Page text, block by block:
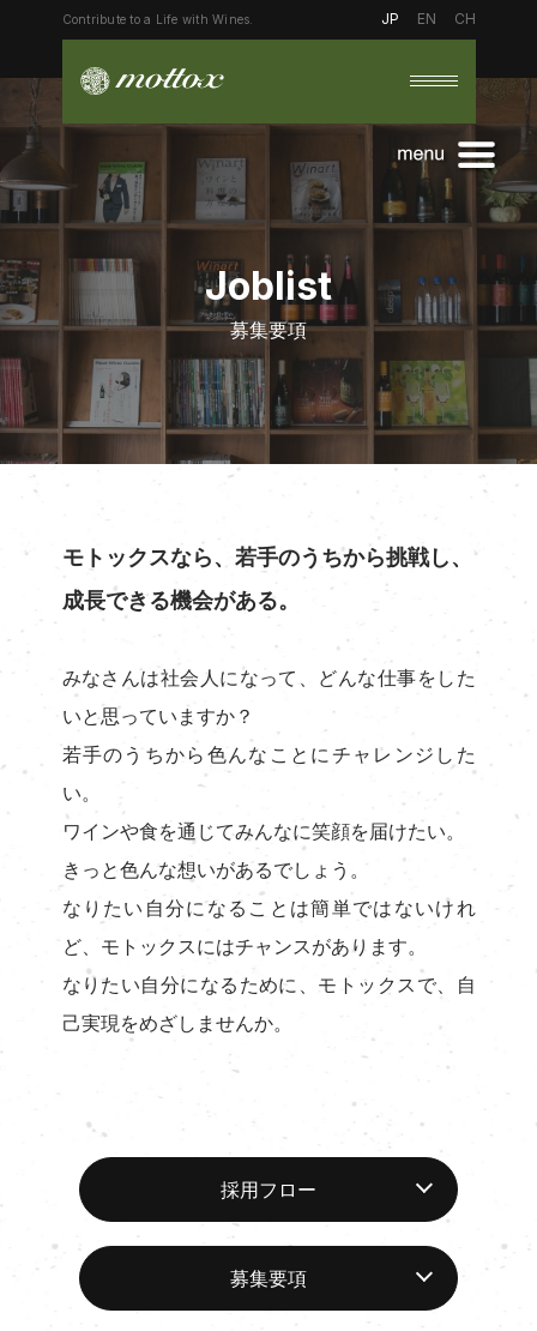
Contribute to a Life with Wines. JP EN CH
トップ
会社を知る
トップメッセージ
ミッション
仕事の流れ
社員を知る
堀
赤尾
谷口
松浦
働く環境を知る
キャリアパス
福利厚生
募集概要
募集要項
Entry
Joblist
募集要項
モトックスなら、若手のうちから挑戦し、
成長できる機会がある。
みなさんは社会人になって、どんな仕事をした
いと思っていますか？
若手のうちから色んなことにチャレンジした
い。
ワインや食を通じてみんなに笑顔を届けたい。
きっと色んな想いがあるでしょう。
なりたい自分になることは簡単ではないけれ
ど、モトックスにはチャンスがあります。
なりたい自分になるために、モトックスで、自
己実現をめざしませんか。
採用フロー
募集要項